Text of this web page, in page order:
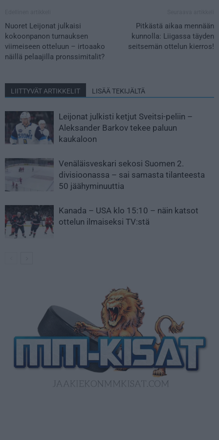
Nuoret Leijonat julkaisi
kokoonpanon turnauksen
viimeiseen otteluun – irtoaako
näillä pelaajilla pronssimitalit?
Pitkästä aikaa mennään
kunnolla: Liigassa täyden
seitsemän ottelun kierros!
LIITTYVÄT ARTIKKELIT LISÄÄ TEKIJÄLTÄ
Leijonat julkisti ketjut Sveitsi-peliin –
Aleksander Barkov tekee paluun
kaukaloon
Venäläisveskari sekosi Suomen 2.
divisioonassa – sai samasta tilanteesta
50 jäähyminuuttia
Kanada – USA klo 15:10 – näin katsot
ottelun ilmaiseksi TV:stä